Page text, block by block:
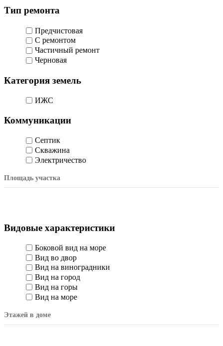
Тип ремонта
Предчистовая
С ремонтом
Частичный ремонт
Черновая
Категория земель
ИЖС
Коммуникации
Септик
Скважина
Электричество
Площадь участка
Видовые характеристики
Боковой вид на море
Вид во двор
Вид на виноградники
Вид на город
Вид на горы
Вид на море
Этажей в доме